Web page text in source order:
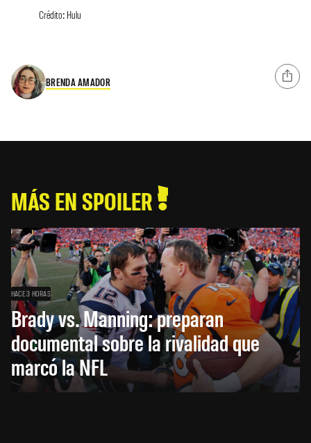
Crédito: Hulu
BRENDA AMADOR
MÁS EN SPOILER
HACE 3 HORAS
Brady vs. Manning: preparan
documental sobre la rivalidad que
marcó la NFL